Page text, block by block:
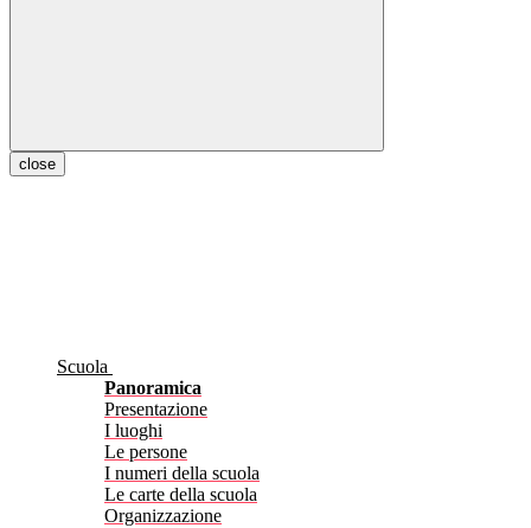
close
Scuola
Panoramica
Presentazione
I luoghi
Le persone
I numeri della scuola
Le carte della scuola
Organizzazione